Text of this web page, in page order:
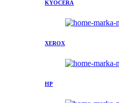
KYOCERA
XEROX
HP